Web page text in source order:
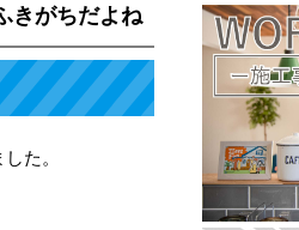
きがちだよね
た。